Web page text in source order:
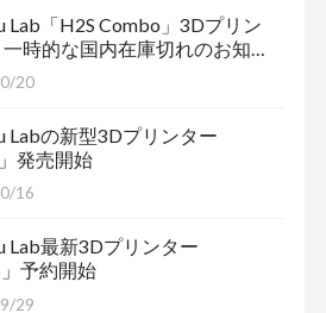
Lab「H2S Combo」3Dプリン
一時的な国内在庫切れのお知
20
Labの新型3Dプリンター
」発売開始
16
Lab最新3Dプリンター
」予約開始
29